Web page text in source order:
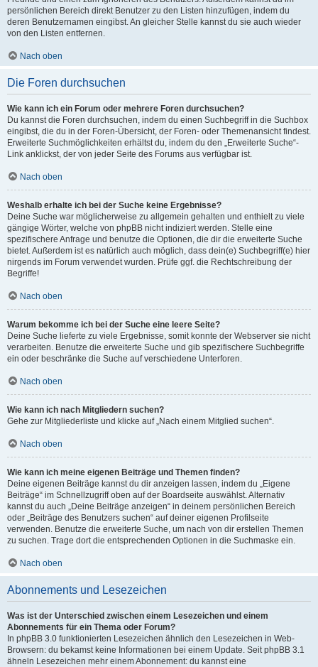
persönlichen Bereich direkt Benutzer zu den Listen hinzufügen, indem du
deren Benutzernamen eingibst. An gleicher Stelle kannst du sie auch wieder
von den Listen entfernen.
Nach oben
Die Foren durchsuchen
Wie kann ich ein Forum oder mehrere Foren durchsuchen?
Du kannst die Foren durchsuchen, indem du einen Suchbegriff in die Suchbox
eingibst, die du in der Foren-Übersicht, der Foren- oder Themenansicht findest.
Erweiterte Suchmöglichkeiten erhältst du, indem du den „Erweiterte Suche“-
Link anklickst, der von jeder Seite des Forums aus verfügbar ist.
Nach oben
Weshalb erhalte ich bei der Suche keine Ergebnisse?
Deine Suche war möglicherweise zu allgemein gehalten und enthielt zu viele
gängige Wörter, welche von phpBB nicht indiziert werden. Stelle eine
spezifischere Anfrage und benutze die Optionen, die dir die erweiterte Suche
bietet. Außerdem ist es natürlich auch möglich, dass dein(e) Suchbegriff(e) hier
nirgends im Forum verwendet wurden. Prüfe ggf. die Rechtschreibung der
Begriffe!
Nach oben
Warum bekomme ich bei der Suche eine leere Seite?
Deine Suche lieferte zu viele Ergebnisse, somit konnte der Webserver sie nicht
verarbeiten. Benutze die erweiterte Suche und gib spezifischere Suchbegriffe
ein oder beschränke die Suche auf verschiedene Unterforen.
Nach oben
Wie kann ich nach Mitgliedern suchen?
Gehe zur Mitgliederliste und klicke auf „Nach einem Mitglied suchen“.
Nach oben
Wie kann ich meine eigenen Beiträge und Themen finden?
Deine eigenen Beiträge kannst du dir anzeigen lassen, indem du „Eigene
Beiträge“ im Schnellzugriff oben auf der Boardseite auswählst. Alternativ
kannst du auch „Deine Beiträge anzeigen“ in deinem persönlichen Bereich
oder „Beiträge des Benutzers suchen“ auf deiner eigenen Profilseite
verwenden. Benutze die erweiterte Suche, um nach von dir erstellen Themen
zu suchen. Trage dort die entsprechenden Optionen in die Suchmaske ein.
Nach oben
Abonnements und Lesezeichen
Was ist der Unterschied zwischen einem Lesezeichen und einem
Abonnements für ein Thema oder Forum?
In phpBB 3.0 funktionierten Lesezeichen ähnlich den Lesezeichen in Web-
Browsern: du bekamst keine Informationen bei einem Update. Seit phpBB 3.1
ähneln Lesezeichen mehr einem Abonnement: du kannst eine